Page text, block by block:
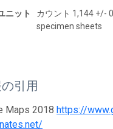
ニット
カウント 1,144 +/-
specimen sheets
引用
Maps 2018 https://